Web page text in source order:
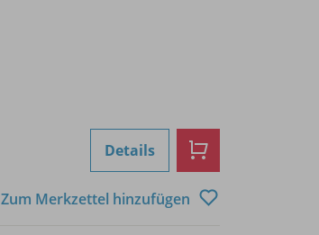
Details
Zum Merkzettel hinzufügen